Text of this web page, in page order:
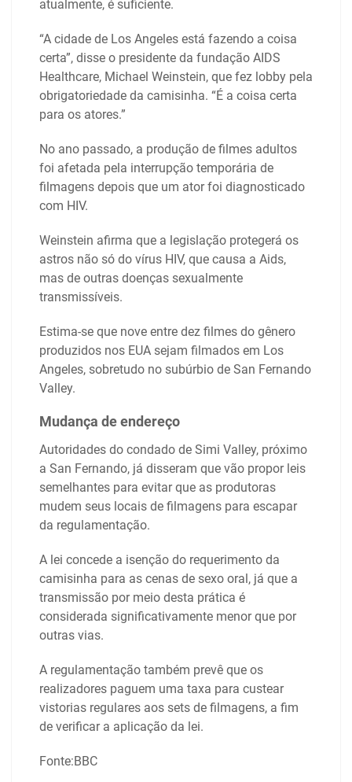
atualmente, é suficiente.
“A cidade de Los Angeles está fazendo a coisa
certa”, disse o presidente da fundação AIDS
Healthcare, Michael Weinstein, que fez lobby pela
obrigatoriedade da camisinha. “É a coisa certa
para os atores.”
No ano passado, a produção de filmes adultos
foi afetada pela interrupção temporária de
filmagens depois que um ator foi diagnosticado
com HIV.
Weinstein afirma que a legislação protegerá os
astros não só do vírus HIV, que causa a Aids,
mas de outras doenças sexualmente
transmissíveis.
Estima-se que nove entre dez filmes do gênero
produzidos nos EUA sejam filmados em Los
Angeles, sobretudo no subúrbio de San Fernando
Valley.
Mudança de endereço
Autoridades do condado de Simi Valley, próximo
a San Fernando, já disseram que vão propor leis
semelhantes para evitar que as produtoras
mudem seus locais de filmagens para escapar
da regulamentação.
A lei concede a isenção do requerimento da
camisinha para as cenas de sexo oral, já que a
transmissão por meio desta prática é
considerada significativamente menor que por
outras vias.
A regulamentação também prevê que os
realizadores paguem uma taxa para custear
vistorias regulares aos sets de filmagens, a fim
de verificar a aplicação da lei.
Fonte:BBC